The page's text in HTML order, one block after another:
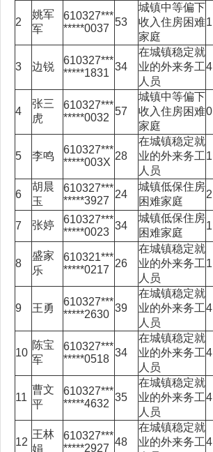
2
姚军
军
610327***
*****0037
53
城镇中等偏下
收入住房困难
家庭
1
3 边锐
610327***
*****1831
34
在城镇稳定就
业的外来务工
人员
4
4
张三
虎
610327***
*****0032
57
城镇中等偏下
收入住房困难
家庭
0
5 李鸣
610327***
*****003X
28
在城镇稳定就
业的外来务工
人员
1
6
胡晨
玉
610327***
*****3927
24
城镇低保住房
困难家庭
2
7 张婷
610327***
*****0023
34
城镇低保住房
困难家庭
1
8
盛家
乐
610321***
*****0217
26
在城镇稳定就
业的外来务工
人员
1
9 王勇
610327***
*****2630
39
在城镇稳定就
业的外来务工
人员
4
10
陈宝
军
610327***
*****0518
34
在城镇稳定就
业的外来务工
人员
4
11
曹文
平
610327***
*****4632
35
在城镇稳定就
业的外来务工
人员
4
12
王林
娟
610327***
*****2927
48
在城镇稳定就
业的外来务工4